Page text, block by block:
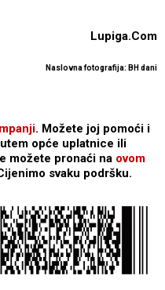
Lupiga.Com
Naslovna fotografija: BH dani
. Možete joj pomoći i
opće uplatnice ili
možete pronaći na ovom
svaku podršku.